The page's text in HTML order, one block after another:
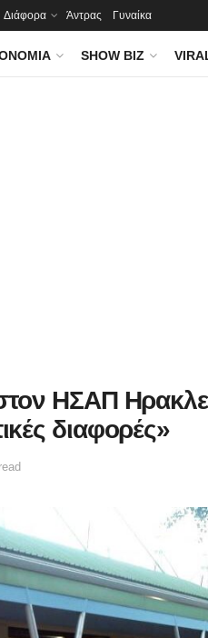
Διάφορα Άντρας Γυναίκα
SHOW BIZ
ΗΣΑΠ
διαφορές»